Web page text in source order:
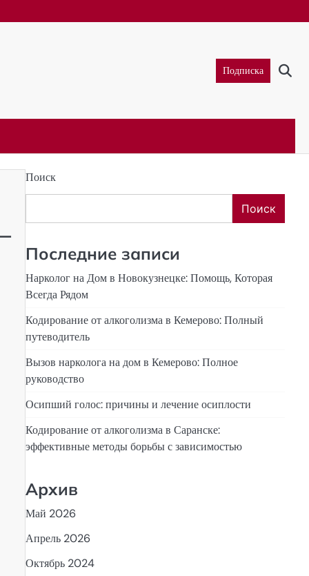
Подписка
Поиск
Поиск
Последние записи
Нарколог на Дом в Новокузнецке: Помощь, Которая
Всегда Рядом
Кодирование от алкоголизма в Кемерово: Полный
путеводитель
Вызов нарколога на дом в Кемерово: Полное
руководство
Осипший голос: причины и лечение осиплости
Кодирование от алкоголизма в Саранске:
эффективные методы борьбы с зависимостью
Архив
Май 2026
Апрель 2026
Октябрь 2024